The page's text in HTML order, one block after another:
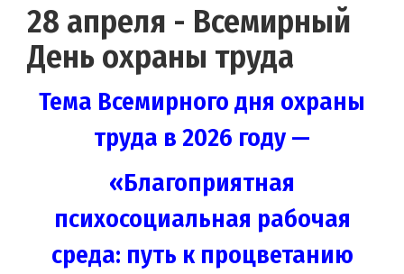
28 апреля - Всемирный
День охраны труда
Тема Всемирного дня охраны
труда в 2026 году —
«Благоприятная
психосоциальная рабочая
среда: путь к процветанию